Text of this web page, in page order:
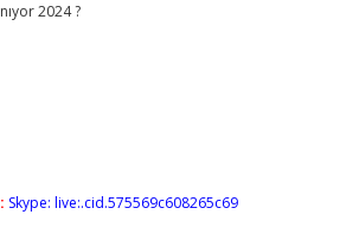
2024 ?
Skype: live:.cid.575569c608265c69